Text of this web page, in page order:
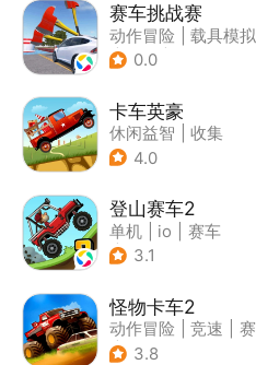
赛车挑战赛
动作冒险
载具模拟
| 汽车
0.0
卡车英豪
休闲益智
收集
4.0
登山赛车2
单机 io
赛车
| 欧美风
3.1
怪物卡车2
动作冒险 竞速
| 卡通
3.8